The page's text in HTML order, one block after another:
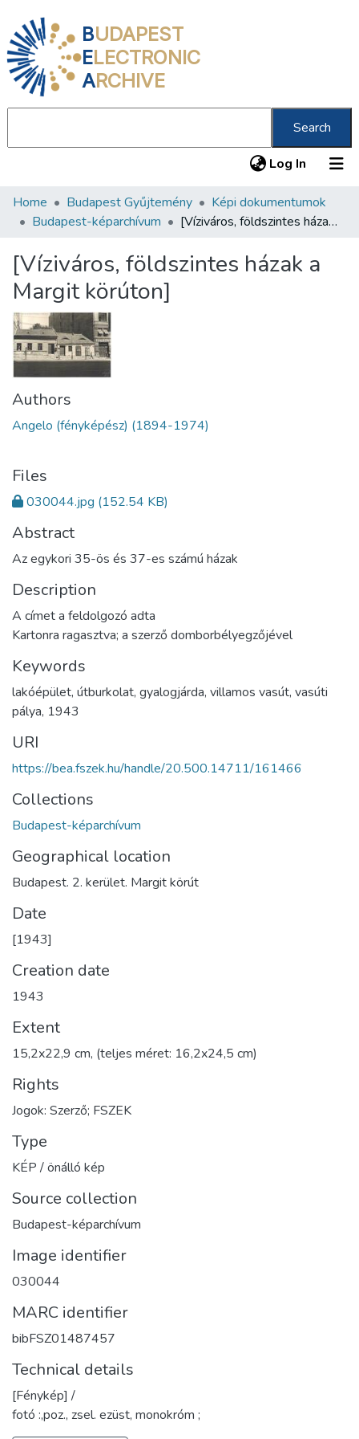
BUDAPEST
ELECTRONIC
ARCHIVE
Search
Log In (current)
Communities & Collections
Statistics
About us
Home Budapest Gyűjtemény
Képi dokumentumok
Budapest-képarchívum
[Víziváros, földszintes házak a Margit körúton]
[Víziváros, földszintes házak a
Margit körúton]
Authors
Angelo (fényképész) (1894-1974)
Files
030044.jpg (152.54 KB)
Abstract
Az egykori 35-ös és 37-es számú házak
Description
A címet a feldolgozó adta
Kartonra ragasztva; a szerző domborbélyegzőjével
Keywords
lakóépület, útburkolat, gyalogjárda, villamos vasút, vasúti
pálya, 1943
URI
https://bea.fszek.hu/handle/20.500.14711/161466
Collections
Budapest-képarchívum
Geographical location
Budapest. 2. kerület. Margit körút
Date
[1943]
Creation date
1943
Extent
15,2x22,9 cm, (teljes méret: 16,2x24,5 cm)
Rights
Jogok: Szerző; FSZEK
Type
KÉP / önálló kép
Source collection
Budapest-képarchívum
Image identifier
030044
MARC identifier
bibFSZ01487457
Technical details
[Fénykép] /
fotó :,poz., zsel. ezüst, monokróm ;